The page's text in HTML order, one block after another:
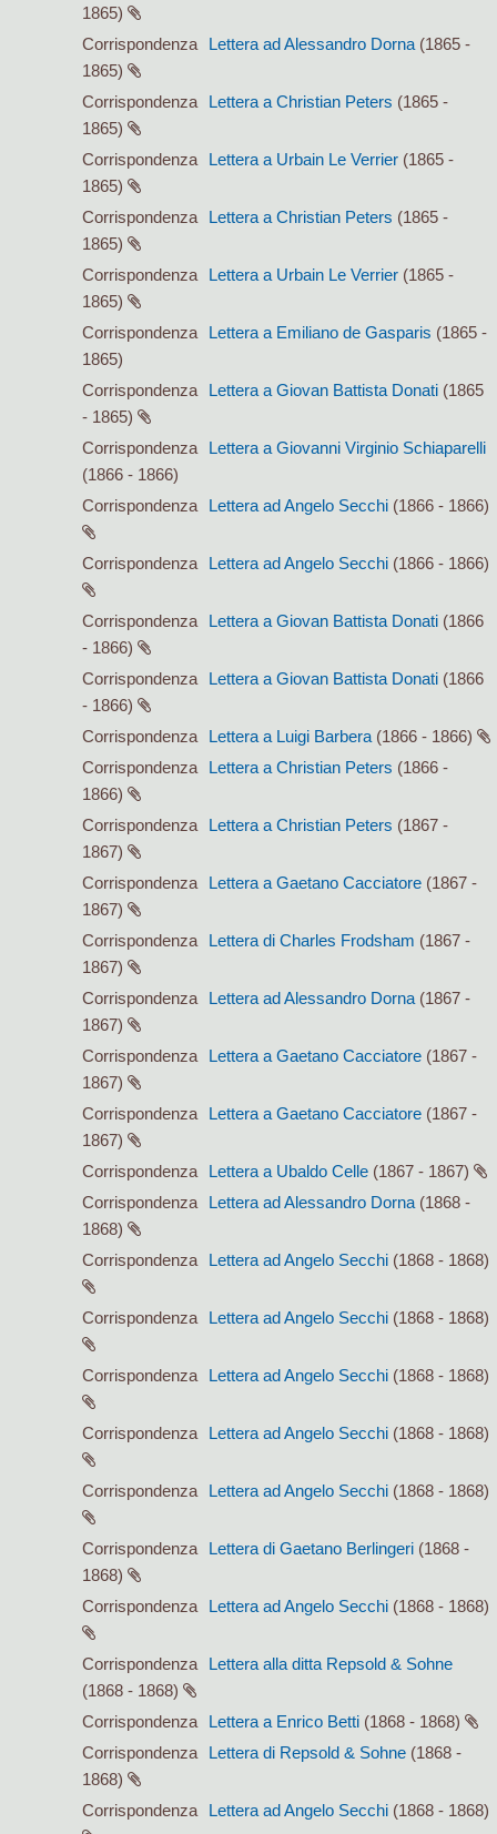
1865)
Corrispondenza
Lettera ad Alessandro Dorna (1865 -
1865)
Corrispondenza
Lettera a Christian Peters (1865 -
1865)
Corrispondenza
Lettera a Urbain Le Verrier (1865 -
1865)
Corrispondenza
Lettera a Christian Peters (1865 -
1865)
Corrispondenza
Lettera a Urbain Le Verrier (1865 -
1865)
Corrispondenza
Lettera a Emiliano de Gasparis (1865 -
1865)
Corrispondenza
Lettera a Giovan Battista Donati (1865
- 1865)
Corrispondenza
Lettera a Giovanni Virginio Schiaparelli
(1866 - 1866)
Corrispondenza
Lettera ad Angelo Secchi (1866 - 1866)
Corrispondenza Lettera ad Angelo Secchi (1866 - 1866)
Corrispondenza Lettera a Giovan Battista Donati (1866
- 1866)
Corrispondenza
Lettera a Giovan Battista Donati (1866
- 1866)
Corrispondenza
Lettera a Luigi Barbera (1866 - 1866)
Corrispondenza
Lettera a Christian Peters (1866 -
1866)
Corrispondenza
Lettera a Christian Peters (1867 -
1867)
Corrispondenza
Lettera a Gaetano Cacciatore (1867 -
1867)
Corrispondenza
Lettera di Charles Frodsham (1867 -
1867)
Corrispondenza
Lettera ad Alessandro Dorna (1867 -
1867)
Corrispondenza
Lettera a Gaetano Cacciatore (1867 -
1867)
Corrispondenza
Lettera a Gaetano Cacciatore (1867 -
1867)
Corrispondenza
Lettera a Ubaldo Celle (1867 - 1867)
Corrispondenza
Lettera ad Alessandro Dorna (1868 -
1868)
Corrispondenza
Lettera ad Angelo Secchi (1868 - 1868)
Corrispondenza Lettera ad Angelo Secchi (1868 - 1868)
Corrispondenza Lettera ad Angelo Secchi (1868 - 1868)
Corrispondenza Lettera ad Angelo Secchi (1868 - 1868)
Corrispondenza Lettera ad Angelo Secchi (1868 - 1868)
Corrispondenza Lettera di Gaetano Berlingeri (1868 -
1868)
Corrispondenza
Lettera ad Angelo Secchi (1868 - 1868)
Corrispondenza
Lettera alla ditta Repsold & Sohne
(1868 - 1868)
Corrispondenza
Lettera a Enrico Betti (1868 - 1868)
Corrispondenza
Lettera di Repsold & Sohne (1868 -
1868)
Corrispondenza
Lettera ad Angelo Secchi (1868 - 1868)